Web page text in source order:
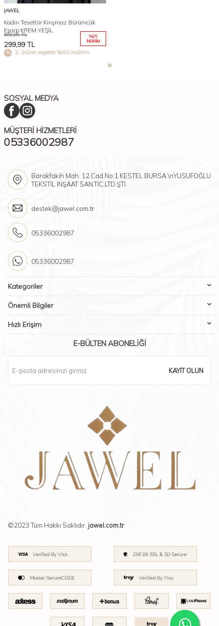
JAWEL
Kadın Tesettür Kırışmaz Bürümcük
Eşarp KREM-YEŞİL
399,99TL
299,99TL
%25
İNDIRIM
2. ürüne sepette %50 indirim
SOSYAL MEDYA
MÜŞTERI HIZMETLERI
05336002987
Barakfakih Mah. 12.Cad.No:1 KESTEL BURSA \nYUSUFOĞLU
TEKSTİL İNŞAAT SAN.TİC.LTD.ŞTİ.
destek@jawel.com.tr
05336002987
05336002987
Kategoriler
Önemli Bilgiler
Hızlı Erişim
E-BÜLTEN ABONELIĞI
KAYIT OLUN
©2023 Tüm Hakkı Saklıdır. jawel.com.tr